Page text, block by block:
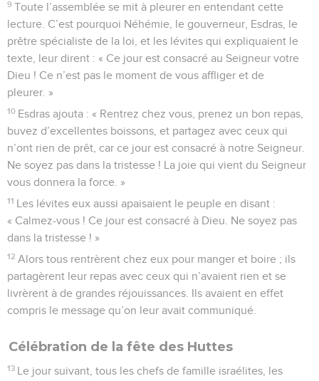
9 Toute l’assemblée se mit à pleurer en entendant cette
lecture. C’est pourquoi Néhémie, le gouverneur, Esdras, le
prêtre spécialiste de la loi, et les lévites qui expliquaient le
texte, leur dirent : « Ce jour est consacré au Seigneur votre
Dieu ! Ce n’est pas le moment de vous affliger et de
pleurer. »
10 Esdras ajouta : « Rentrez chez vous, prenez un bon repas,
buvez d’excellentes boissons, et partagez avec ceux qui
n’ont rien de prêt, car ce jour est consacré à notre Seigneur.
Ne soyez pas dans la tristesse ! La joie qui vient du Seigneur
vous donnera la force. »
11 Les lévites eux aussi apaisaient le peuple en disant :
« Calmez-vous ! Ce jour est consacré à Dieu. Ne soyez pas
dans la tristesse ! »
12 Alors tous rentrèrent chez eux pour manger et boire ; ils
partagèrent leur repas avec ceux qui n’avaient rien et se
livrèrent à de grandes réjouissances. Ils avaient en effet
compris le message qu’on leur avait communiqué.
Célébration de la fête des Huttes
13 Le jour suivant, tous les chefs de famille israélites, les